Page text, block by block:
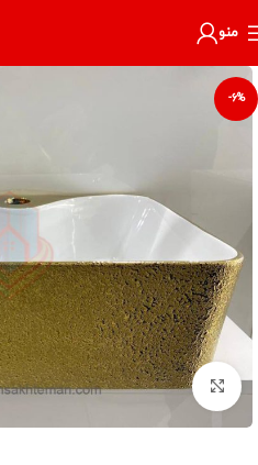
منو
-6%
برای بزرگنمایی کلیک کنید